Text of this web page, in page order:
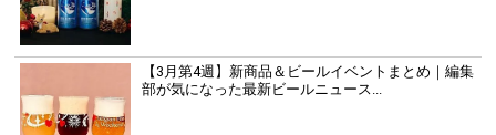
【3月第4週】新商品＆ビールイベントまとめ｜編集
部が気になった最新ビールニュース...